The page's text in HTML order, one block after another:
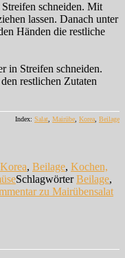
schneiden. Mit
lassen. Danach unter
Händen die restliche
in Streifen schneiden.
restlichen Zutaten
Index: Salat, Mairübe, Korea, Beilage
, Beilage, Kochen,
SchlagwörterBeilage,
zu Mairübensalat